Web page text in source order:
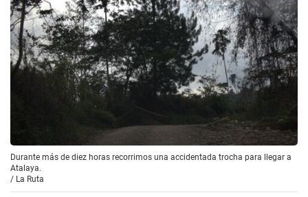
Durante más de diez horas recorrimos una accidentada trocha para llegar a
Atalaya.
/ La Ruta